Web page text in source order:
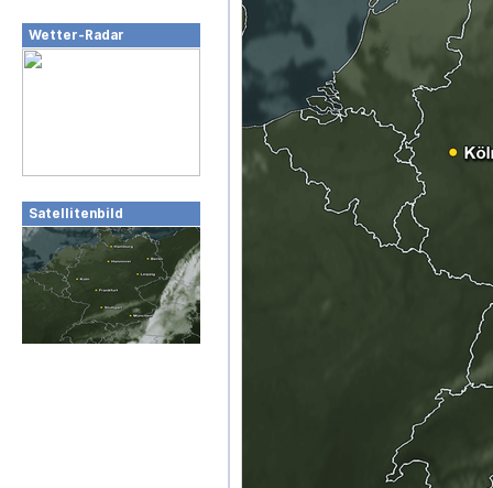
Wetter-Radar
Satellitenbild